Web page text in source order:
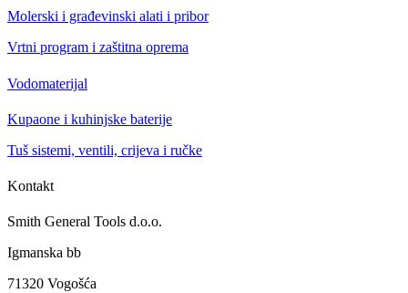
Molerski i građevinski alati i pribor
Vrtni program i zaštitna oprema
Vodomaterijal
Kupaone i kuhinjske baterije
Tuš sistemi, ventili, crijeva i ručke
Kontakt
Smith General Tools d.o.o.
Igmanska bb
71320 Vogošća